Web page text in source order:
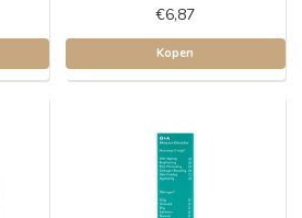
€6,87
Kopen